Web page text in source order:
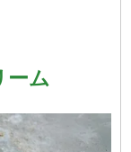
ーム